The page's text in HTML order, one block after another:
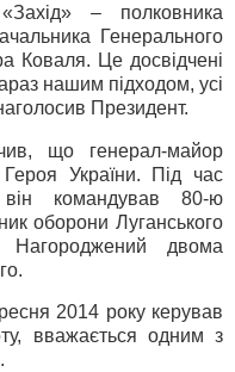
– полковника
Генерального
Коваля. Це досвідчені
нашим підходом, усі
Президент.
що генерал-майор
України. Під час
командував 80-ю
оборони Луганського
Нагороджений двома
2014 року керував
вважається одним з